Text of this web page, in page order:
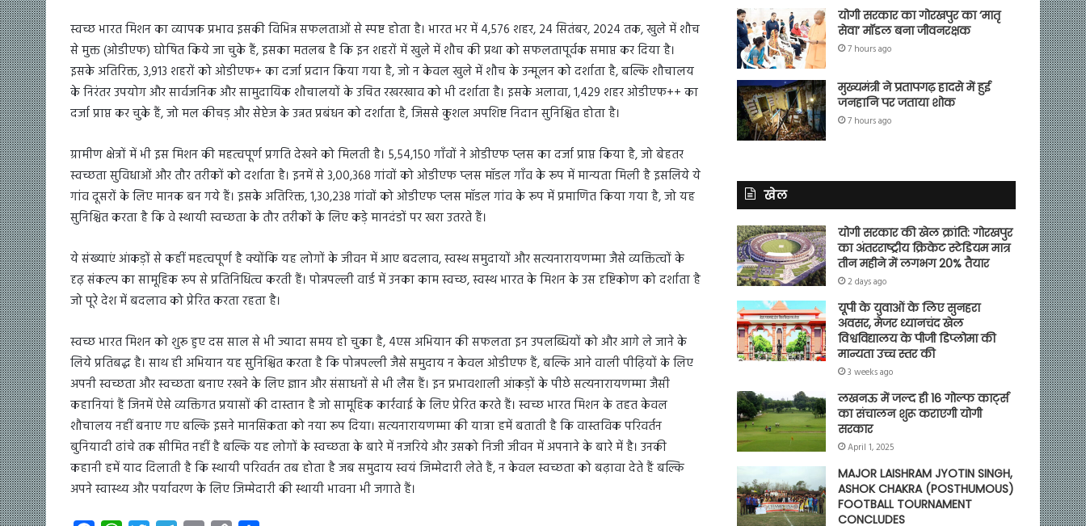
स्वच्छ भारत मिशन का व्यापक प्रभाव इसकी विभिन्न सफलताओं से स्पष्ट होता है। भारत भर में 4,576 शहर, 24 सितंबर, 2024 तक, खुले में शौच
से मुक्त (ओडीएफ) घोषित किये जा चुके हैं, इसका मतलब है कि इन शहरों में खुले में शौच की प्रथा को सफलतापूर्वक समाप्त कर दिया है।
इसके अतिरिक्त, 3,913 शहरों को ओडीएफ+ का दर्जा प्रदान किया गया है, जो न केवल खुले में शौच के उन्मूलन को दर्शाता है, बल्कि शौचालय
के निरंतर उपयोग और सार्वजनिक और सामुदायिक शौचालयों के उचित रखरखाव को भी दर्शाता है। इसके अलावा, 1,429 शहर ओडीएफ++ का
दर्जा प्राप्त कर चुके हैं, जो मल कीचड़ और सेप्टेज के उन्नत प्रबंधन को दर्शाता है, जिससे कुशल अपशिष्ट निदान सुनिश्चित होता है।
ग्रामीण क्षेत्रों में भी इस मिशन की महत्वपूर्ण प्रगति देखने को मिलती है। 5,54,150 गाँवों ने ओडीएफ प्लस का दर्जा प्राप्त किया है, जो बेहतर
स्वच्छता सुविधाओं और तौर तरीकों को दर्शाता है। इनमें से 3,00,368 गांवों को ओडीएफ प्लस मॉडल गाँव के रूप में मान्यता मिली है इसलिये ये
गांव दूसरों के लिए मानक बन गये हैं। इसके अतिरिक्त, 1,30,238 गांवों को ओडीएफ प्लस मॉडल गांव के रूप में प्रमाणित किया गया है, जो यह
सुनिश्चित करता है कि वे स्थायी स्वच्छता के तौर तरीकों के लिए कड़े मानदंडों पर खरा उतरते हैं।
ये संख्याएं आंकड़ों से कहीं महत्वपूर्ण है क्योंकि यह लोगों के जीवन में आए बदलाव, स्वस्थ समुदायों और सत्यनारायणम्मा जैसे व्यक्तित्वों के
दृढ़ संकल्प का सामूहिक रूप से प्रतिनिधित्व करती हैं। पोन्नपल्ली वार्ड में उनका काम स्वच्छ, स्वस्थ भारत के मिशन के उस दृष्टिकोण को दर्शाता है
जो पूरे देश में बदलाव को प्रेरित करता रहता है।
स्वच्छ भारत मिशन को शुरू हुए दस साल से भी ज्यादा समय हो चुका है, 4एस अभियान की सफलता इन उपलब्धियों को और आगे ले जाने के
लिये प्रतिबद्ध है। साथ ही अभियान यह सुनिश्चित करता है कि पोन्नपल्ली जैसे समुदाय न केवल ओडीएफ हैं, बल्कि आने वाली पीढ़ियों के लिए
अपनी स्वच्छता और स्वच्छता बनाए रखने के लिए ज्ञान और संसाधनों से भी लैस हैं। इन प्रभावशाली आंकड़ों के पीछे सत्यनारायणम्मा जैसी
कहानियां हैं जिनमें ऐसे व्यक्तिगत प्रयासों की दास्तान है जो सामूहिक कार्रवाई के लिए प्रेरित करते हैं। स्वच्छ भारत मिशन के तहत केवल
शौचालय नहीं बनाए गए बल्कि इसने मानसिकता को नया रूप दिया। सत्यनारायणम्मा की यात्रा हमें बताती है कि वास्तविक परिवर्तन
बुनियादी ढांचे तक सीमित नहीं है बल्कि यह लोगों के स्वच्छता के बारे में नजरिये और उसको निजी जीवन में अपनाने के बारे में है। उनकी
कहानी हमें याद दिलाती है कि स्थायी परिवर्तन तब होता है जब समुदाय स्वयं जिम्मेदारी लेते हैं, न केवल स्वच्छता को बढ़ावा देते हैं बल्कि
अपने स्वास्थ्य और पर्यावरण के लिए जिम्मेदारी की स्थायी भावना भी जगाते हैं।
योगी सरकार का गोरखपुर का ‘मातृ
सेवा’ मॉडल बना जीवनरक्षक
7 hours ago
मुख्यमंत्री ने प्रतापगढ़ हादसे में हुई
जनहानि पर जताया शोक
7 hours ago
खेल
योगी सरकार की खेल क्रांति: गोरखपुर
का अंतरराष्ट्रीय क्रिकेट स्टेडियम मात्र
तीन महीने में लगभग 20% तैयार
2 days ago
यूपी के युवाओं के लिए सुनहरा
अवसर, मेजर ध्यानचंद खेल
विश्वविद्यालय के पीजी डिप्लोमा की
मान्यता उच्च स्तर की
3 weeks ago
लखनऊ में जल्द ही 16 गोल्फ कार्ट्स
का संचालन शुरू कराएगी योगी
सरकार
April 1, 2025
MAJOR LAISHRAM JYOTIN SINGH,
ASHOK CHAKRA (POSTHUMOUS)
FOOTBALL TOURNAMENT
CONCLUDES